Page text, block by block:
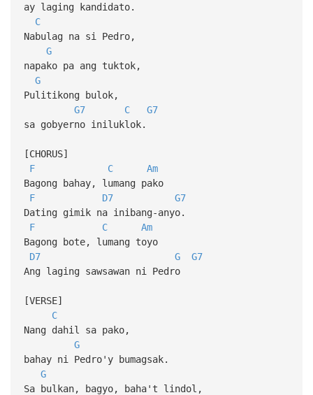
ay laging kandidato.
C
Nabulag na si Pedro,
G
napako pa ang tuktok,
G
Pulitikong bulok,
G7
C
G7
sa gobyerno iniluklok.
[CHORUS]
F
C
Am
Bagong bahay, lumang pako
F
D7
G7
Dating gimik na inibang-anyo.
F
C
Am
Bagong bote, lumang toyo
D7
G
G7
Ang laging sawsawan ni Pedro
[VERSE]
C
Nang dahil sa pako,
G
bahay ni Pedro'y bumagsak.
G
Sa bulkan, bagyo, baha't lindol,